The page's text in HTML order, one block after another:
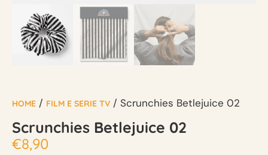
HOME / FILM E SERIE TV / Scrunchies Betlejuice 02
Scrunchies Betlejuice 02
€8,90